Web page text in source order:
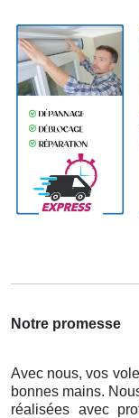
Notre promesse
Avec nous, vos
bonnes mains.
réalisées avec